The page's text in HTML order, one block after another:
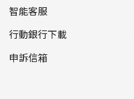
智能客服
行動銀行下載
申訴信箱